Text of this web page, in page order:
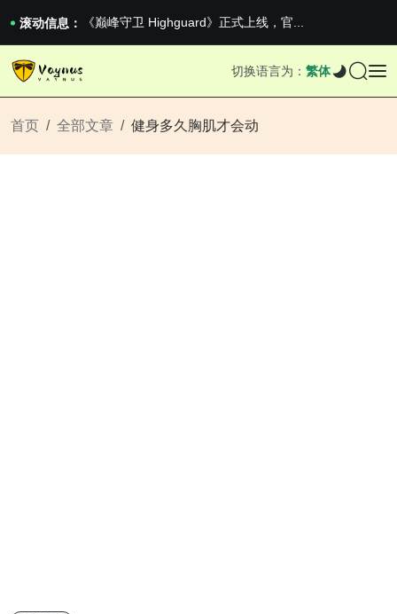
滚动信息：
《巅峰守卫 Highguard》正式上线，官...
男生找对象最重要的是什么？太真实了
2026澳网男单收官：全满贯对上全满亚，德约...
切换语言为： 繁体
首页 全部文章 健身多久胸肌才会动